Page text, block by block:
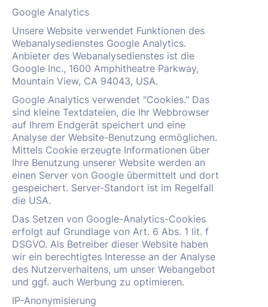
Google Analytics
Unsere Website verwendet Funktionen des
Webanalysedienstes Google Analytics.
Anbieter des Webanalysedienstes ist die
Google Inc., 1600 Amphitheatre Parkway,
Mountain View, CA 94043, USA.
Google Analytics verwendet "Cookies." Das
sind kleine Textdateien, die Ihr Webbrowser
auf Ihrem Endgerät speichert und eine
Analyse der Website-Benutzung ermöglichen.
Mittels Cookie erzeugte Informationen über
Ihre Benutzung unserer Website werden an
einen Server von Google übermittelt und dort
gespeichert. Server-Standort ist im Regelfall
die USA.
Das Setzen von Google-Analytics-Cookies
erfolgt auf Grundlage von Art. 6 Abs. 1 lit. f
DSGVO. Als Betreiber dieser Website haben
wir ein berechtigtes Interesse an der Analyse
des Nutzerverhaltens, um unser Webangebot
und ggf. auch Werbung zu optimieren.
IP-Anonymisierung